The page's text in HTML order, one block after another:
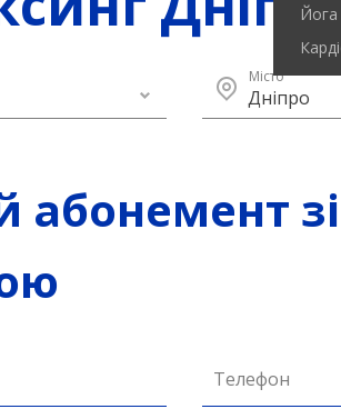
Йога
Місто
Дніпро
абонемент зі
Телефон